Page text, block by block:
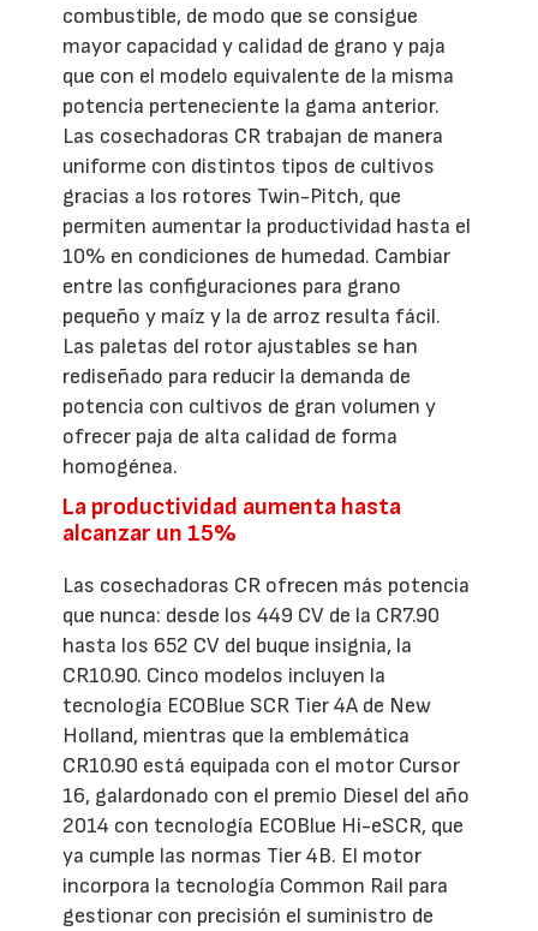
combustible, de modo que se consigue
mayor capacidad y calidad de grano y paja
que con el modelo equivalente de la misma
potencia perteneciente la gama anterior.
Las cosechadoras CR trabajan de manera
uniforme con distintos tipos de cultivos
gracias a los rotores Twin-Pitch, que
permiten aumentar la productividad hasta el
10% en condiciones de humedad. Cambiar
entre las configuraciones para grano
pequeño y maíz y la de arroz resulta fácil.
Las paletas del rotor ajustables se han
rediseñado para reducir la demanda de
potencia con cultivos de gran volumen y
ofrecer paja de alta calidad de forma
homogénea.
La productividad aumenta hasta
alcanzar un 15%
Las cosechadoras CR ofrecen más potencia
que nunca: desde los 449 CV de la CR7.90
hasta los 652 CV del buque insignia, la
CR10.90. Cinco modelos incluyen la
tecnología ECOBlue SCR Tier 4A de New
Holland, mientras que la emblemática
CR10.90 está equipada con el motor Cursor
16, galardonado con el premio Diesel del año
2014 con tecnología ECOBlue Hi-eSCR, que
ya cumple las normas Tier 4B. El motor
incorpora la tecnología Common Rail para
gestionar con precisión el suministro de